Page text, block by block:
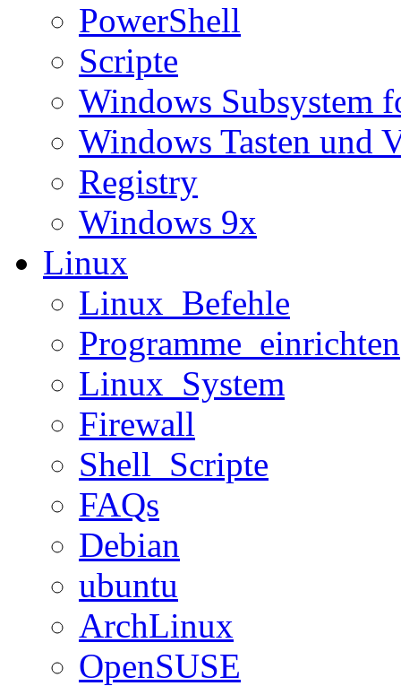
PowerShell
Scripte
Windows Subsystem
Windows Tasten und
Registry
Windows 9x
Linux
Linux_Befehle
Programme_einrichten
Linux_System
Firewall
Shell_Scripte
FAQs
Debian
ubuntu
ArchLinux
OpenSUSE